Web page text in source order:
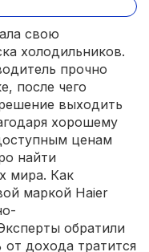
свою
холодильников.
прочно
после чего
выходить
хорошему
ценам
найти
мира. Как
маркой Haier
обратили
дохода тратится